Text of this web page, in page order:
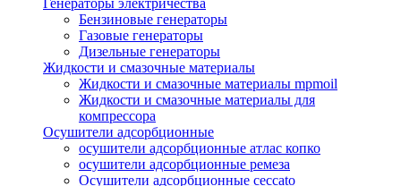
Генераторы электричества
Бензиновые генераторы
Газовые генераторы
Дизельные генераторы
Жидкости и смазочные материалы
Жидкости и смазочные материалы mpmoil
Жидкости и смазочные материалы для
компрессора
Осушители адсорбционные
осушители адсорбционные атлас копко
осушители адсорбционные ремеза
Осушители адсорбционные ceccato